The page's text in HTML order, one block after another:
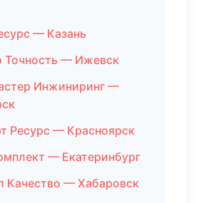
— Казань
Точность — Ижевск
Инжиниринг —
Ресурс — Красноярск
— Екатеринбург
Качество — Хабаровск